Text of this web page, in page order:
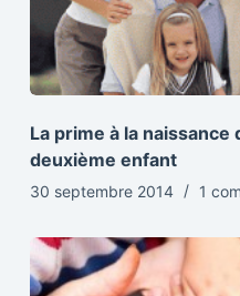
La prime à la
deuxième enfant
30 septembre 2014 1